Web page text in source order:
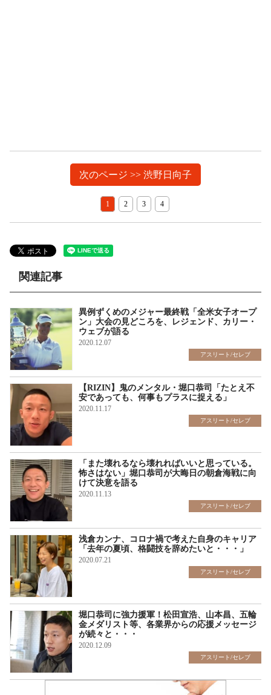
次のページ >> 渋野日向子
1 2 3 4
関連記事
異例ずくめのメジャー最終戦「全米女子オープ
ン」大会の見どころを、レジェンド、カリー・
ウェブが語る
2020.12.07
アスリート/セレブ
【RIZIN】鬼のメンタル・堀口恭司「たとえ不
安であっても、何事もプラスに捉える」
2020.11.17
アスリート/セレブ
「また壊れるなら壊れればいいと思っている。
怖さはない」堀口恭司が大晦日の朝倉海戦に向
けて決意を語る
2020.11.13
アスリート/セレブ
浅倉カンナ、コロナ禍で考えた自身のキャリア
「去年の夏頃、格闘技を辞めたいと・・・」
2020.07.21
アスリート/セレブ
堀口恭司に強力援軍！松田宣浩、山本昌、五輪
金メダリスト等、各業界からの応援メッセージ
が続々と・・・
2020.12.09
アスリート/セレブ